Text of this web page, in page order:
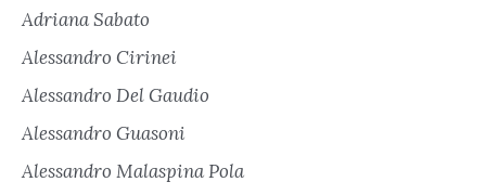
Adriana Sabato
Alessandro Cirinei
Alessandro Del Gaudio
Alessandro Guasoni
Alessandro Malaspina Pola